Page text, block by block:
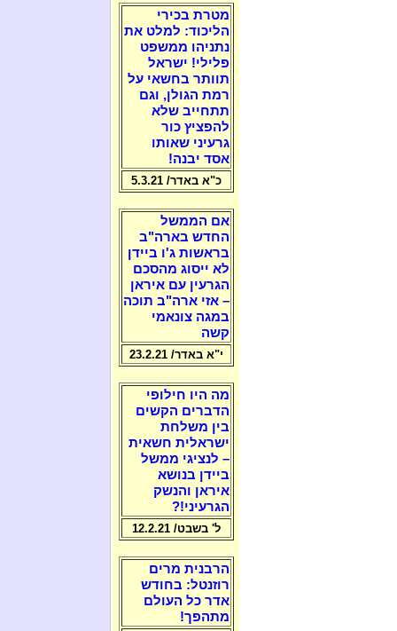
מטרת בכירי
הליכוד: למלט את
נתניהו ממשפט
פלילי! ישראל
תוותר בחשאי על
רמת הגולן, וגם
תתחייב שלא
להפציץ כור
גרעיני שאותו
אסד יבנה!
כ"א באדר/ 5.3.21
אם הממשל
החדש בארה"ב
בראשות ג'ו ביידן
לא ייסוג מהסכם
הגרעין עם איראן
– אזי ארה"ב תוכה
במגה צונאמי
קשה
י"א באדר/ 23.2.21
מה היו חילופי
הדברים הקשים
בין משלחת
ישראלית חשאית
– לנציגי ממשל
ביידן בנושא
איראן והנשק
הגרעיני!?
ל' בשבט/ 12.2.21
הרבנית מרים
רוזנטל: בחודש
אדר כל העולם
מתהפך!